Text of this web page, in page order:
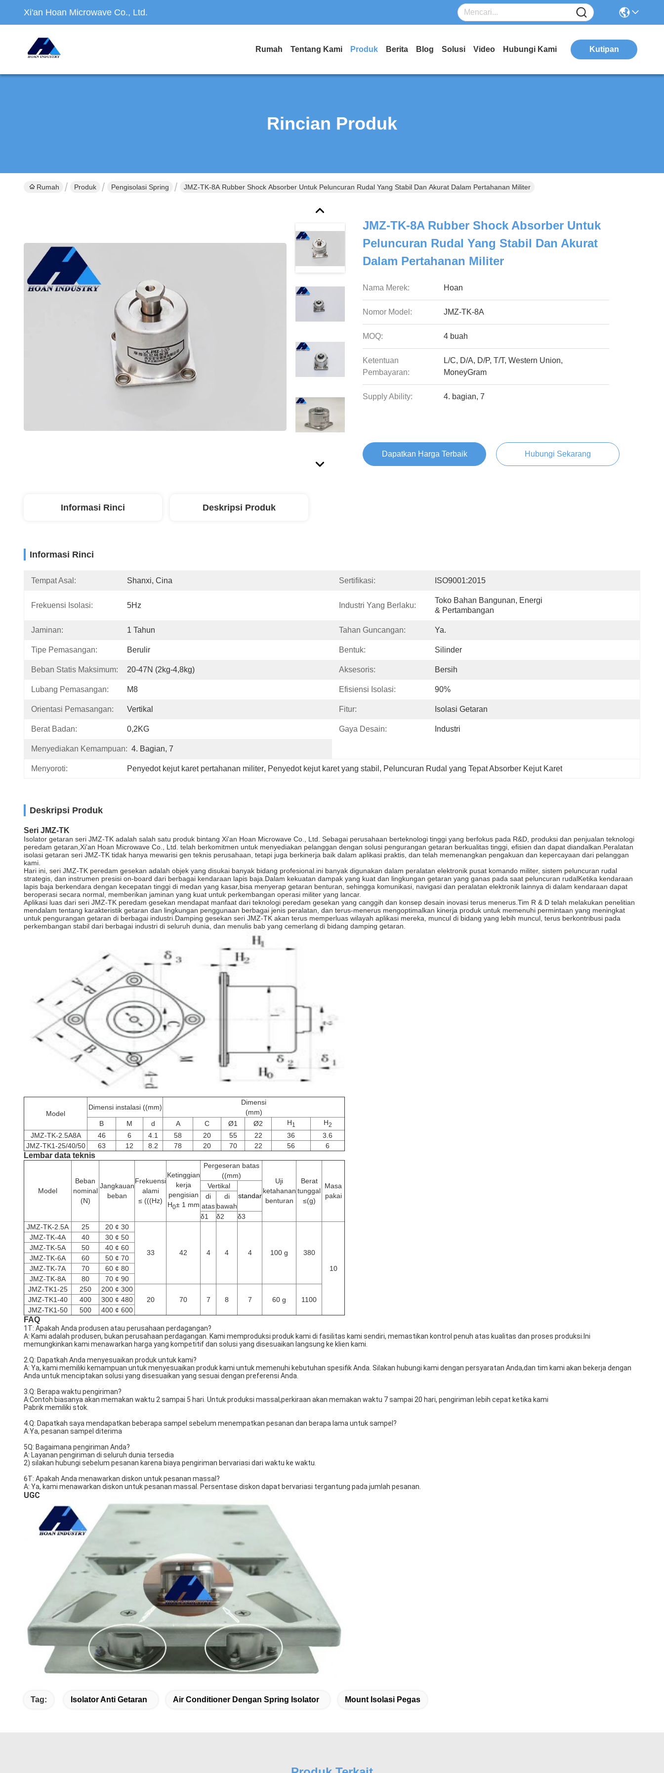
Xi'an Hoan Microwave Co., Ltd.
Rumah Tentang Kami Produk Berita Blog Solusi Video Hubungi Kami Kutipan
Rincian Produk
Rumah Produk Pengisolasi Spring JMZ-TK-8A Rubber Shock Absorber Untuk Peluncuran Rudal Yang Stabil Dan Akurat Dalam Pertahanan Militer
JMZ-TK-8A Rubber Shock Absorber Untuk
Peluncuran Rudal Yang Stabil Dan Akurat
Dalam Pertahanan Militer
Nama Merek: Hoan
Nomor Model: JMZ-TK-8A
MOQ: 4 buah
Ketentuan
Pembayaran:
L/C, D/A, D/P, T/T, Western Union,
MoneyGram
Supply Ability: 4. bagian, 7
Dapatkan Harga Terbaik Hubungi Sekarang
Informasi Rinci Deskripsi Produk
Informasi Rinci
Tempat Asal: Shanxi, Cina Sertifikasi: ISO9001:2015
Frekuensi Isolasi: 5Hz Industri Yang Berlaku:
Toko Bahan Bangunan, Energi
& Pertambangan
Jaminan: 1 Tahun Tahan Guncangan: Ya.
Tipe Pemasangan: Berulir Bentuk: Silinder
Beban Statis Maksimum: 20-47N (2kg-4,8kg) Aksesoris: Bersih
Lubang Pemasangan: M8 Efisiensi Isolasi: 90%
Orientasi Pemasangan: Vertikal Fitur: Isolasi Getaran
Berat Badan: 0,2KG Gaya Desain: Industri
Menyediakan Kemampuan: 4. Bagian, 7
Menyoroti: Penyedot kejut karet pertahanan militer, Penyedot kejut karet yang stabil , Peluncuran Rudal yang Tepat Absorber Kejut Karet
Deskripsi Produk
Seri JMZ-TK
Isolator getaran seri JMZ-TK adalah salah satu produk bintang Xi'an Hoan Microwave Co., Ltd. Sebagai perusahaan berteknologi tinggi yang berfokus pada R&D, produksi dan penjualan teknologi
peredam getaran,Xi'an Hoan Microwave Co., Ltd. telah berkomitmen untuk menyediakan pelanggan dengan solusi pengurangan getaran berkualitas tinggi, efisien dan dapat diandalkan.Peralatan
isolasi getaran seri JMZ-TK tidak hanya mewarisi gen teknis perusahaan, tetapi juga berkinerja baik dalam aplikasi praktis, dan telah memenangkan pengakuan dan kepercayaan dari pelanggan
kami.
Hari ini, seri JMZ-TK peredam gesekan adalah objek yang disukai banyak bidang profesional.ini banyak digunakan dalam peralatan elektronik pusat komando militer, sistem peluncuran rudal
strategis, dan instrumen presisi on-board dari berbagai kendaraan lapis baja.Dalam kekuatan dampak yang kuat dan lingkungan getaran yang ganas pada saat peluncuran rudalKetika kendaraan
lapis baja berkendara dengan kecepatan tinggi di medan yang kasar,bisa menyerap getaran benturan, sehingga komunikasi, navigasi dan peralatan elektronik lainnya di dalam kendaraan dapat
beroperasi secara normal, memberikan jaminan yang kuat untuk perkembangan operasi militer yang lancar.
Aplikasi luas dari seri JMZ-TK peredam gesekan mendapat manfaat dari teknologi peredam gesekan yang canggih dan konsep desain inovasi terus menerus.Tim R & D telah melakukan penelitian
mendalam tentang karakteristik getaran dan lingkungan penggunaan berbagai jenis peralatan, dan terus-menerus mengoptimalkan kinerja produk untuk memenuhi permintaan yang meningkat
untuk pengurangan getaran di berbagai industri.Damping gesekan seri JMZ-TK akan terus memperluas wilayah aplikasi mereka, muncul di bidang yang lebih muncul, terus berkontribusi pada
perkembangan stabil dari berbagai industri di seluruh dunia, dan menulis bab yang cemerlang di bidang damping getaran.
Model
Dimensi instalasi ((mm)
Dimensi
(mm)
B
M d A C Ø1 Ø2 H1 H2
JMZ-TK-2.5A8A 46 6 4.1 58 20 55 22 36
3.6
JMZ-TK1-25/40/50
63 12 8.2 78 20 70 22 56 6
Lembar data teknis
Model
Beban
nominal
(N)
Jangkauan
beban
Frekuensi
alami
≤ (((Hz)
Ketinggian
kerja
pengisian
H0± 1 mm
Pergeseran batas
((mm)
Uji
ketahanan
benturan
Berat
tunggal
≤(g)
Masa
pakai
Vertikal
standar
di
atas
di
bawah
δ1
δ2
δ3
JMZ-TK-2.5A
25 20 ¢ 30
33 42 4 4 4 100 g
380
10
JMZ-TK-4A 40
30 ¢ 50
JMZ-TK-5A
50
40 ¢ 60
JMZ-TK-6A
60
50 ¢ 70
JMZ-TK-7A
70
60 ¢ 80
JMZ-TK-8A
80
70 ¢ 90
JMZ-TK1-25
250
200 ¢ 300
20
70 7 8 7 60 g 1100
JMZ-TK1-40 400
300 ¢ 480
JMZ-TK1-50
500 400 ¢ 600
FAQ
1T: Apakah Anda produsen atau perusahaan perdagangan?
A: Kami adalah produsen, bukan perusahaan perdagangan. Kami memproduksi produk kami di fasilitas kami sendiri, memastikan kontrol penuh atas kualitas dan proses produksi.Ini
memungkinkan kami menawarkan harga yang kompetitif dan solusi yang disesuaikan langsung ke klien kami.
2.Q: Dapatkah Anda menyesuaikan produk untuk kami?
A: Ya, kami memiliki kemampuan untuk menyesuaikan produk kami untuk memenuhi kebutuhan spesifik Anda. Silakan hubungi kami dengan persyaratan Anda,dan tim kami akan bekerja dengan
Anda untuk menciptakan solusi yang disesuaikan yang sesuai dengan preferensi Anda.
3.Q: Berapa waktu pengiriman?
A:Contoh biasanya akan memakan waktu 2 sampai 5 hari. Untuk produksi massal,perkiraan akan memakan waktu 7 sampai 20 hari, pengiriman lebih cepat ketika kami
Pabrik memiliki stok.
4.Q: Dapatkah saya mendapatkan beberapa sampel sebelum menempatkan pesanan dan berapa lama untuk sampel?
A:Ya, pesanan sampel diterima
5Q: Bagaimana pengiriman Anda?
A: Layanan pengiriman di seluruh dunia tersedia
2) silakan hubungi sebelum pesanan karena biaya pengiriman bervariasi dari waktu ke waktu.
6T: Apakah Anda menawarkan diskon untuk pesanan massal?
A: Ya, kami menawarkan diskon untuk pesanan massal. Persentase diskon dapat bervariasi tergantung pada jumlah pesanan.
UGC
Tag: Isolator Anti Getaran Air Conditioner Dengan Spring Isolator Mount Isolasi Pegas